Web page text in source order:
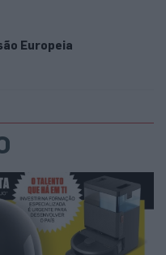
Europeia